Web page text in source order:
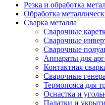
Резка и обработка
Обработка
Сварка металла
Сварочные
Сварочные
Сварочные
Аппараты для
Контактная
Сварочные
Термопояса для
Оснастка и
Палатки и